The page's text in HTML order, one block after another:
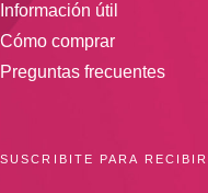
Información útil
Cómo comprar
Preguntas frecuentes
SUSCRIBITE PARA